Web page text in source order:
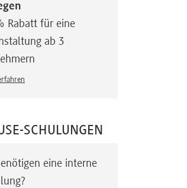
Rabatt für eine
ab 3
SCHULUNGEN
eine interne